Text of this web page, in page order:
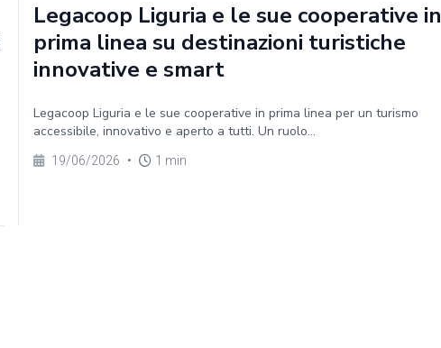
Legacoop Liguria e le sue cooperative in
prima linea su destinazioni turistiche
innovative e smart
Legacoop Liguria e le sue cooperative in prima linea per un turismo
accessibile, innovativo e aperto a tutti. Un ruolo...
19/06/2026 • 1 min